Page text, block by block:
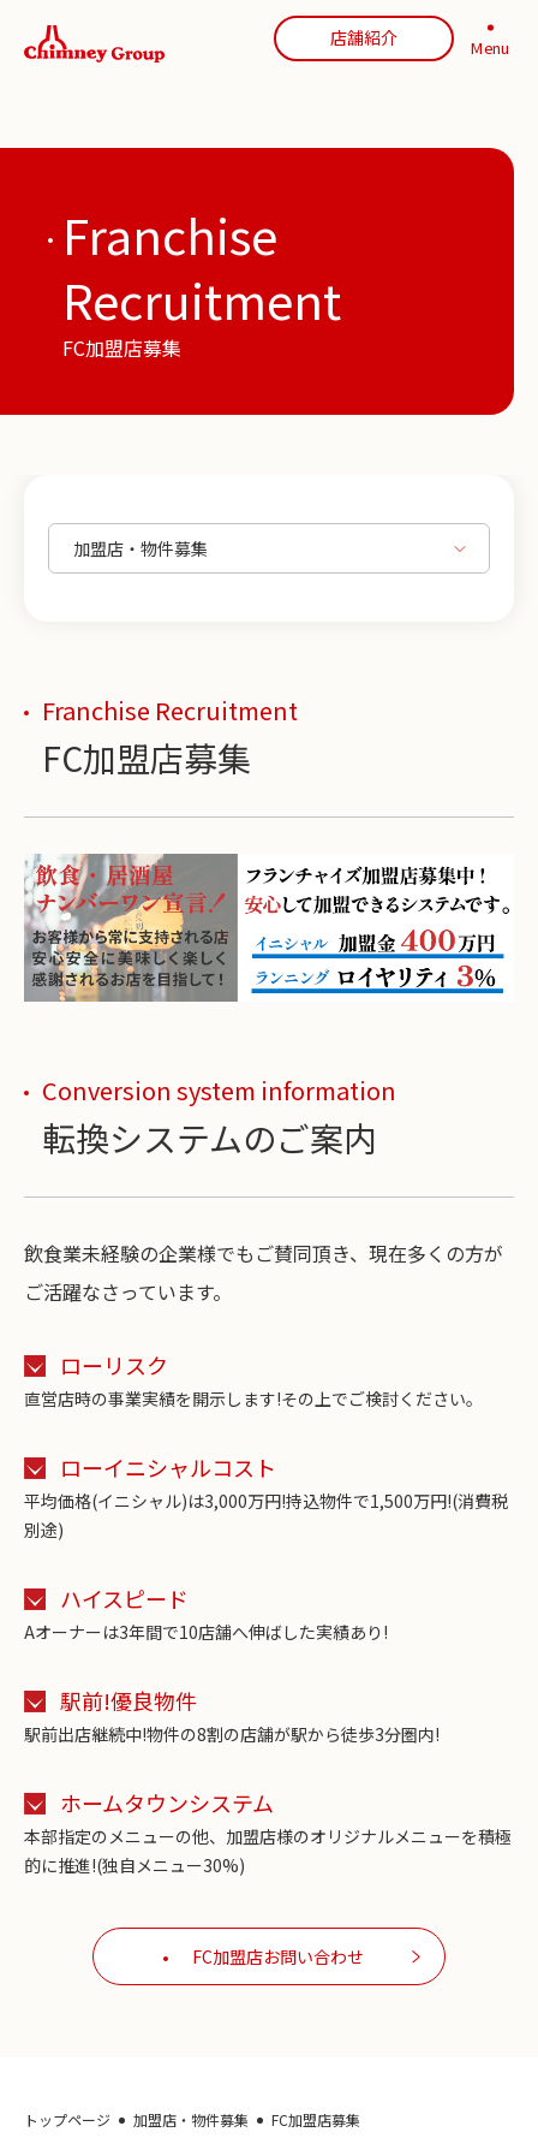
店舗紹介 Menu
Franchise
Recruitment
FC加盟店募集
Franchise Recruitment
FC加盟店募集
Conversion system information
転換システムのご案内
飲食業未経験の企業様でもご賛同頂き、現在多くの方が
ご活躍なさっています。
ローリスク
直営店時の事業実績を開示します!その上でご検討ください。
ローイニシャルコスト
平均価格(イニシャル)は3,000万円!持込物件で1,500万円!(消費税
別途)
ハイスピード
Aオーナーは3年間で10店舗へ伸ばした実績あり!
駅前!優良物件
駅前出店継続中!物件の8割の店舗が駅から徒歩3分圏内!
ホームタウンシステム
本部指定のメニューの他、加盟店様のオリジナルメニューを積極
的に推進!(独自メニュー30%)
FC加盟店お問い合わせ
トップページ 加盟店・物件募集 FC加盟店募集